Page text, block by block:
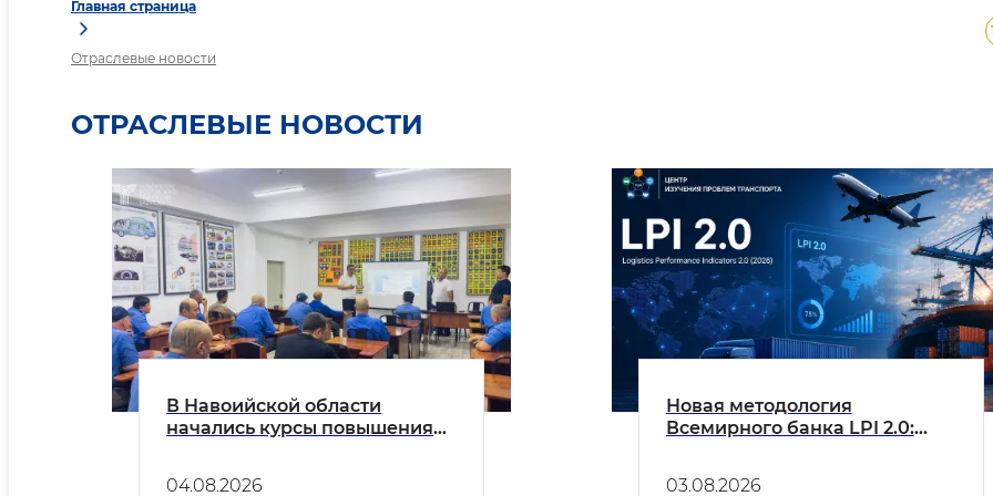
Главная страница
Отраслевые новости
ОТРАСЛЕВЫЕ НОВОСТИ
В Навоийской области
начались курсы повышения
04.08.2026
Новая методология
Всемирного банка LPI 2.0:
03.08.2026